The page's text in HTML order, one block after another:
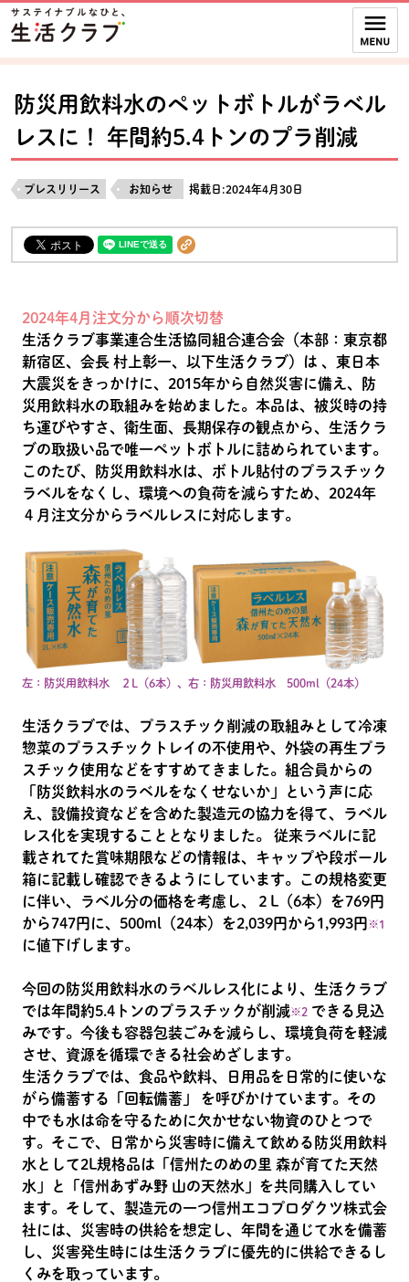
ページの先頭です。
本文へジャンプする。
ここからサイト内共通メニューです。
サイト内共通メニューをスキップする
サイト内共通メニューここまで。
防災用飲料水のペットボトルがラベル
レスに！ 年間約5.4トンのプラ削減
プレスリリース お知らせ 掲載日:2024年4月30日
2024年4月注文分から順次切替
生活クラブ事業連合生活協同組合連合会（本部：東京都
新宿区、会長 村上彰一、以下生活クラブ）は 、東日本
大震災をきっかけに、2015年から自然災害に備え、防
災用飲料水の取組みを始めました。本品は、被災時の持
ち運びやすさ、衛生面、長期保存の観点から、生活クラ
ブの取扱い品で唯一ペットボトルに詰められています。
このたび、防災用飲料水は、ボトル貼付のプラスチック
ラベルをなくし、環境への負荷を減らすため、2024年
４月注文分からラベルレスに対応します。
左：防災用飲料水 ２L（6本）、右：防災用飲料水 500ml（24本）
生活クラブでは、プラスチック削減の取組みとして冷凍
惣菜のプラスチックトレイの不使用や、外袋の再生プラ
スチック使用などをすすめてきました。組合員からの
「防災飲料水のラベルをなくせないか」という声に応
え、設備投資などを含めた製造元の協力を得て、ラベル
レス化を実現することとなりました。 従来ラベルに記
載されてた賞味期限などの情報は、キャップや段ボール
箱に記載し確認できるようにしています。この規格変更
に伴い、ラベル分の価格を考慮し、２L（6本）を769円
から747円に、500ml（24本）を2,039円から1,993円※1
に値下げします。
今回の防災用飲料水のラベルレス化により、生活クラブ
では年間約5.4トンのプラスチックが削減※2 できる見込
みです。今後も容器包装ごみを減らし、環境負荷を軽減
させ、資源を循環できる社会めざします。
生活クラブでは、食品や飲料、日用品を日常的に使いな
がら備蓄する「回転備蓄」 を呼びかけています。その
中でも水は命を守るために欠かせない物資のひとつで
す。そこで、日常から災害時に備えて飲める防災用飲料
水として2L規格品は「信州たのめの里 森が育てた天然
水」と「信州あずみ野 山の天然水」を共同購入してい
ます。そして、製造元の一つ信州エコプロダクツ株式会
社には、災害時の供給を想定し、年間を通じて水を備蓄
し、災害発生時には生活クラブに優先的に供給できるし
くみを取っています。